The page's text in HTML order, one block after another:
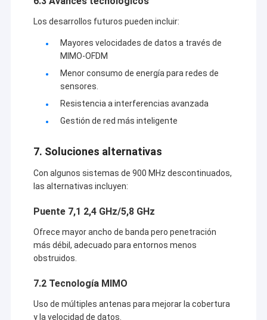
Los desarrollos futuros pueden incluir:
Mayores velocidades de datos a través de
MIMO-OFDM
Menor consumo de energía para redes de
sensores.
Resistencia a interferencias avanzada
Gestión de red más inteligente
7. Soluciones alternativas
Con algunos sistemas de 900 MHz descontinuados,
las alternativas incluyen:
Puente 7,1 2,4 GHz/5,8 GHz
Ofrece mayor ancho de banda pero penetración
más débil, adecuado para entornos menos
obstruidos.
7.2 Tecnología MIMO
Uso de múltiples antenas para mejorar la cobertura
y la velocidad de datos.